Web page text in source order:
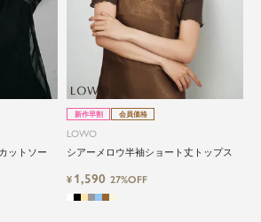
ットソー
新作早割 会員価格
LOWO
シアーメロウ半袖ショート丈トップス
¥ 1,590 27%OFF